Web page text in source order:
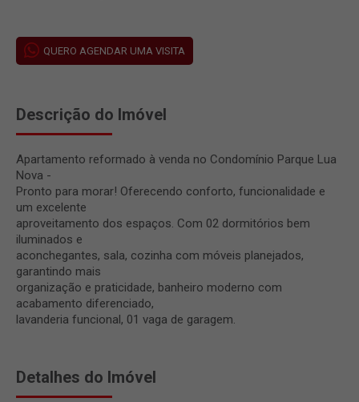
QUERO AGENDAR UMA VISITA
Descrição do Imóvel
Apartamento reformado à venda no Condomínio Parque Lua
Nova -
Pronto para morar! Oferecendo conforto, funcionalidade e
um excelente
aproveitamento dos espaços. Com 02 dormitórios bem
iluminados e
aconchegantes, sala, cozinha com móveis planejados,
garantindo mais
organização e praticidade, banheiro moderno com
acabamento diferenciado,
lavanderia funcional, 01 vaga de garagem.
Detalhes do Imóvel